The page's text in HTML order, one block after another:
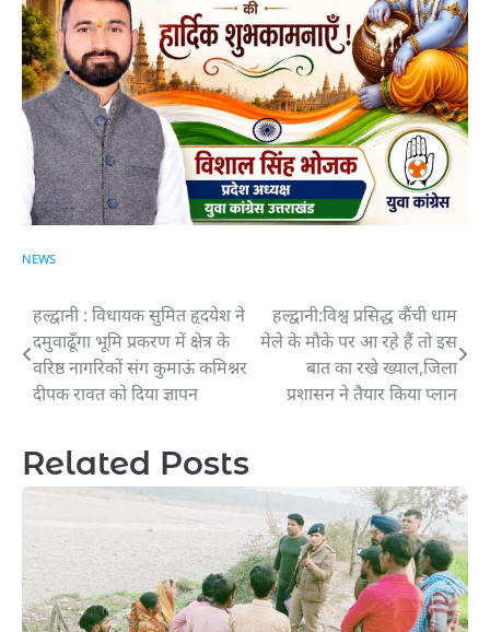
NEWS
Post
navigation
हल्द्वानी : विधायक सुमित हृदयेश ने
दमुवाढूँगा भूमि प्रकरण में क्षेत्र के
वरिष्ठ नागरिकों संग कुमाऊं कमिश्नर
दीपक रावत को दिया ज्ञापन
हल्द्वानी:विश्व प्रसिद्ध कैंची धाम
मेले के मौके पर आ रहे हैं तो इस
बात का रखे ख्याल,जिला
प्रशासन ने तैयार किया प्लान
Related Posts